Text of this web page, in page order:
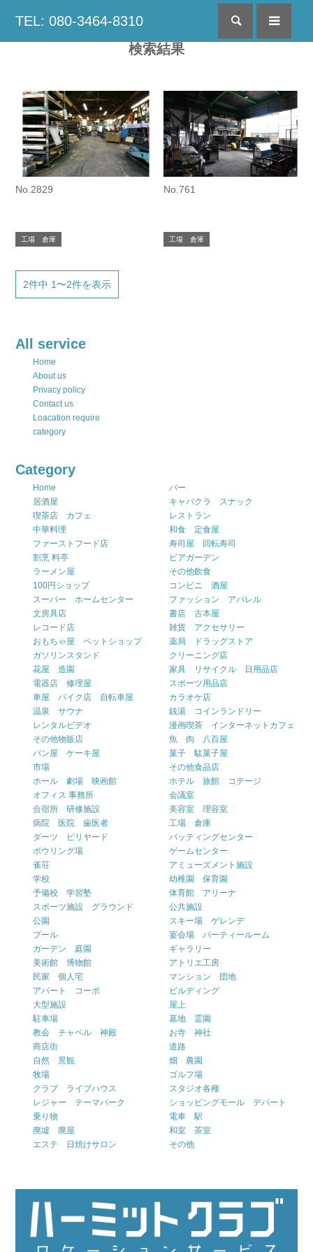
TEL: 080-3464-8310 検索
検索結果
No.2829
工場 倉庫
No.761
工場 倉庫
2件中 1〜2件を表示
All service
Home
About us
Privacy policy
Contact us
Loacation require
category
Category
Home
バー
居酒屋
キャバクラ スナック
喫茶店 カフェ
レストラン
中華料理
和食 定食屋
ファーストフード店
寿司屋 回転寿司
割烹 料亭
ビアガーデン
ラーメン屋
その他飲食
100円ショップ
コンビニ 酒屋
スーパー ホームセンター
ファッション アパレル
文房具店
書店 古本屋
レコード店
雑貨 アクセサリー
おもちゃ屋 ペットショップ
薬局 ドラッグストア
ガソリンスタンド
クリーニング店
花屋 造園
家具 リサイクル 日用品店
電器店 修理屋
スポーツ用品店
車屋 バイク店 自転車屋
カラオケ店
温泉 サウナ
銭湯 コインランドリー
レンタルビデオ
漫画喫茶 インターネットカフェ
その他物販店
魚 肉 八百屋
パン屋 ケーキ屋
菓子 駄菓子屋
市場
その他食品店
ホール 劇場 映画館
ホテル 旅館 コテージ
オフィス 事務所
会議室
合宿所 研修施設
美容室 理容室
病院 医院 歯医者
工場 倉庫
ダーツ ビリヤード
バッティングセンター
ボウリング場
ゲームセンター
雀荘
アミューズメント施設
学校
幼稚園 保育園
予備校 学習塾
体育館 アリーナ
スポーツ施設 グラウンド
公共施設
公園
スキー場 ゲレンデ
プール
宴会場 パーティールーム
ガーデン 庭園
ギャラリー
美術館 博物館
アトリエ工房
民家 個人宅
マンション 団地
アパート コーポ
ビルディング
大型施設
屋上
駐車場
墓地 霊園
教会 チャペル 神殿
お寺 神社
商店街
道路
自然 景観
畑 農園
牧場
ゴルフ場
クラブ ライブハウス
スタジオ各種
レジャー テーマパーク
ショッピングモール デパート
乗り物
電車 駅
廃墟 廃屋
和室 茶室
エステ 日焼けサロン
その他